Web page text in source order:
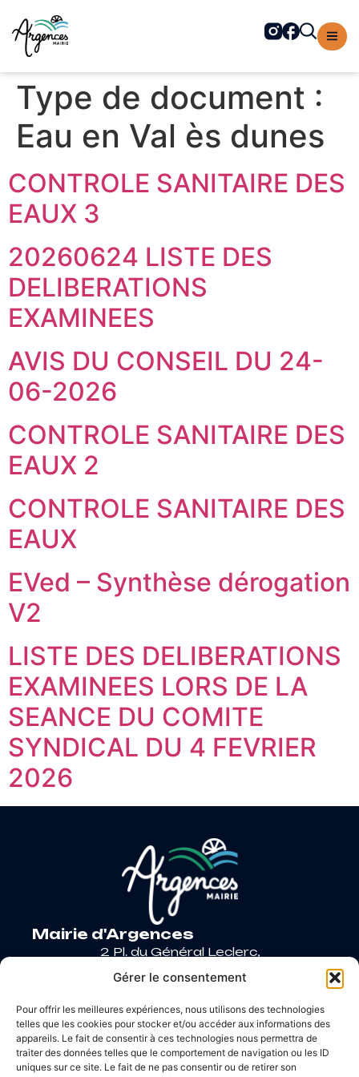
Gérer le consentement
Pour offrir les meilleures expériences, nous utilisons des technologies
telles que les cookies pour stocker et/ou accéder aux informations des
appareils. Le fait de consentir à ces technologies nous permettra de
traiter des données telles que le comportement de navigation ou les ID
uniques sur ce site. Le fait de ne pas consentir ou de retirer son
principal
Type de document :
Eau en Val ès dunes
CONTROLE SANITAIRE DES
EAUX 3
20260624 LISTE DES
DELIBERATIONS
EXAMINEES
AVIS DU CONSEIL DU 24-
06-2026
CONTROLE SANITAIRE DES
EAUX 2
CONTROLE SANITAIRE DES
EAUX
EVed – Synthèse dérogation
V2
LISTE DES DELIBERATIONS
EXAMINEES LORS DE LA
SEANCE DU COMITE
SYNDICAL DU 4 FEVRIER
2026
Mairie d'Argences
2 Pl. du Général Leclerc,
14370 Argences
Nous contacter
Horaires d’ouverture
Lundi: 9h – 12h / Fermé
Mardi: 9h – 12h / 14h – 18h30